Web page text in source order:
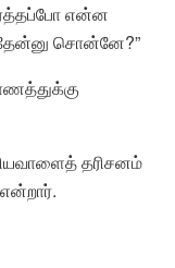
என்ன
சொன்னே?”
தரிசனம்